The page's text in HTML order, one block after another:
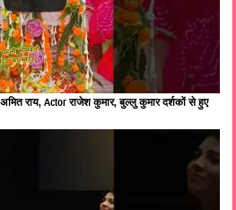
राय, Actor राजेश कुमार, बुल्लु कुमार दर्शकों से हुए